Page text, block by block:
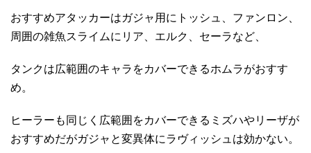
おすすめアタッカーはガジャ用にトッシュ、ファンロン、
周囲の雑魚スライムにリア、エルク、セーラなど、
タンクは広範囲のキャラをカバーできるホムラがおすす
め。
ヒーラーも同じく広範囲をカバーできるミズハやリーザが
おすすめだがガジャと変異体にラヴィッシュは効かない。